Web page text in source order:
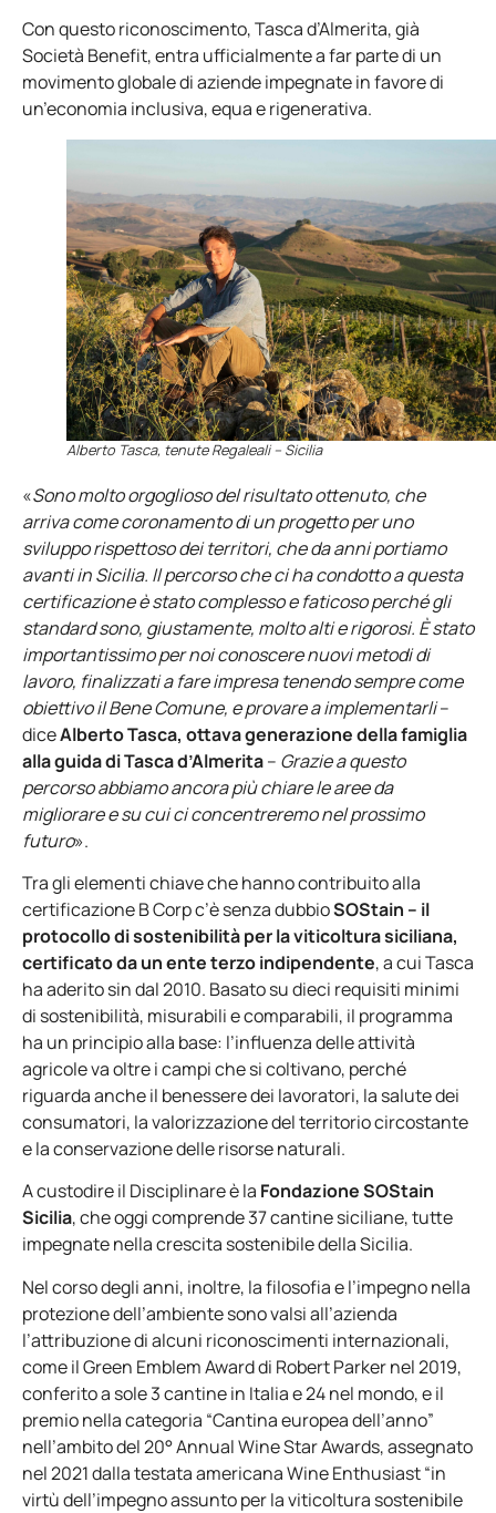
Con questo riconoscimento, Tasca d’Almerita, già
Società Benefit, entra ufficialmente a far parte di un
movimento globale di aziende impegnate in favore di
un’economia inclusiva, equa e rigenerativa.
Alberto Tasca, tenute Regaleali – Sicilia
«Sono molto orgoglioso del risultato ottenuto, che
arriva come coronamento di un progetto per uno
sviluppo rispettoso dei territori, che da anni portiamo
avanti in Sicilia. Il percorso che ci ha condotto a questa
certificazione è stato complesso e faticoso perché gli
standard sono, giustamente, molto alti e rigorosi. È stato
importantissimo per noi conoscere nuovi metodi di
lavoro, finalizzati a fare impresa tenendo sempre come
obiettivo il Bene Comune, e provare aimplementarli–
diceAlberto Tasca, ottava generazione della famiglia
alla guida di Tascad’Almerita– Grazie a questo
percorso abbiamo ancora più chiare le aree da
migliorare e su cui ci concentreremo nel prossimo
futuro».
Tra gli elementi chiave che hanno contribuito alla
certificazione B Corp c’è senza dubbioSOStain – il
protocollo di sostenibilità per la viticoltura siciliana,
certificato da un ente terzo indipendente, a cui Tasca
ha aderito sin dal 2010. Basato su dieci requisiti minimi
di sostenibilità, misurabili e comparabili, il programma
ha un principio alla base: l’influenza delle attività
agricole va oltre i campi che si coltivano, perché
riguarda anche il benessere dei lavoratori, la salute dei
consumatori, la valorizzazione del territorio circostante
e la conservazione delle risorse naturali.
A custodire il Disciplinare è la Fondazione SOStain
Sicilia, che oggi comprende 37 cantine siciliane, tutte
impegnate nella crescita sostenibile della Sicilia.
Nel corso degli anni, inoltre, la filosofia e l’impegno nella
protezione dell’ambiente sono valsi all’azienda
l’attribuzione di alcuni riconoscimenti internazionali,
come il Green Emblem Award di Robert Parker nel 2019,
conferito a sole 3 cantine in Italia e 24 nel mondo, e il
premio nella categoria “Cantina europea dell’anno”
nell’ambito del 20° Annual Wine Star Awards, assegnato
nel 2021 dalla testata americana Wine Enthusiast “in
virtù dell’impegno assunto per la viticoltura sostenibile